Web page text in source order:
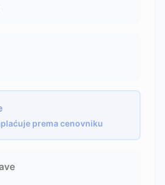
prema cenovniku